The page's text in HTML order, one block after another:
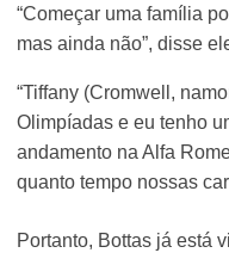
“Começar uma família
mas ainda não”, disse
“Tiffany (Cromwell,
Olimpíadas e eu tenho
andamento na Alfa
quanto tempo nossas
Portanto, Bottas já está